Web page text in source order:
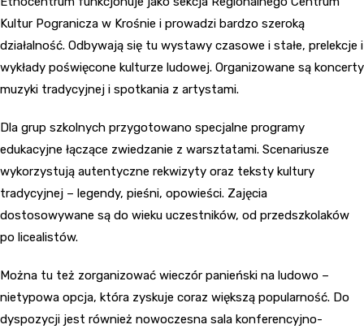
Kultur Pogranicza w Krośnie i prowadzi bardzo szeroką
działalność. Odbywają się tu wystawy czasowe i stałe, prelekcje i
wykłady poświęcone kulturze ludowej. Organizowane są koncerty
muzyki tradycyjnej i spotkania z artystami.
Dla grup szkolnych przygotowano specjalne programy
edukacyjne łączące zwiedzanie z warsztatami. Scenariusze
wykorzystują autentyczne rekwizyty oraz teksty kultury
tradycyjnej – legendy, pieśni, opowieści. Zajęcia
dostosowywane są do wieku uczestników, od przedszkolaków
po licealistów.
Można tu też zorganizować wieczór panieński na ludowo –
nietypowa opcja, która zyskuje coraz większą popularność. Do
dyspozycji jest również nowoczesna sala konferencyjno-